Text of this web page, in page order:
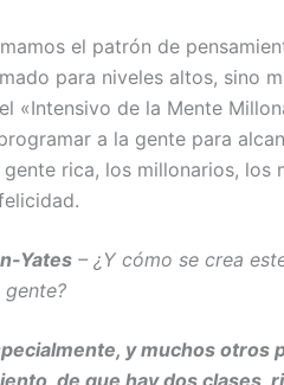
el patrón de
para niveles altos, sino
«Intensivo de la Mente
a la gente para
rica, los millonarios, los
Yates – ¿Y cómo se crea
y muchos otros
de que hay dos clases,